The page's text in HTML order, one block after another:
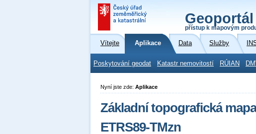
Geoportál
přístup k mapovým
Vítejte Aplikace Data Služby
Poskytování geodat Katastr nemovitostí RÚIAN
Nyní jste zde: Aplikace
Základní topografická
ETRS89-TMzn